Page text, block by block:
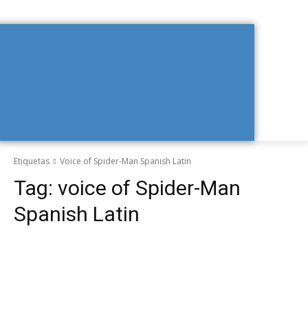
Etiquetas Voice of Spider-Man Spanish Latin
Tag: voice of Spider-Man
Spanish Latin